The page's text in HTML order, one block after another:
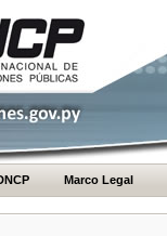
Marco Legal